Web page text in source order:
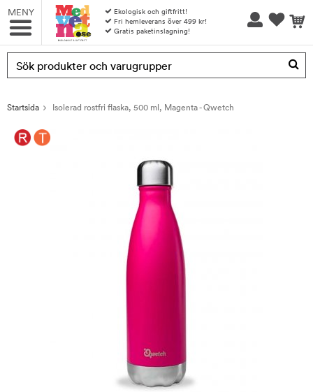
MENY
Ekologisk och giftfritt!
Fri hemleverans över 499 kr!
Gratis paketinslagning!
Produkten har blivit tillagd i varukorgen
Startsida Isolerad rostfri flaska, 500 ml, Magenta - Qwetch